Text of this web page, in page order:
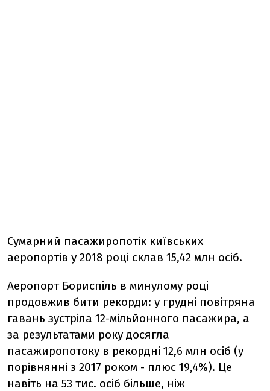
Сумарний пасажиропотік київських
аеропортів у 2018 році склав 15,42 млн осіб.
Аеропорт Бориспіль в минулому році
продовжив бити рекорди: у грудні повітряна
гавань зустріла 12-мільйонного пасажира, а
за результатами року досягла
пасажиропотоку в рекордні 12,6 млн осіб (у
порівнянні з 2017 роком - плюс 19,4%). Це
навіть на 53 тис. осіб більше, ніж